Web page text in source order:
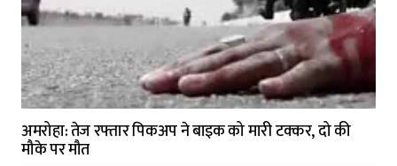
अमरोहा: तेज रफ्तार पिकअप ने बाइक को मारी टक्कर, दो की
मौके पर मौत